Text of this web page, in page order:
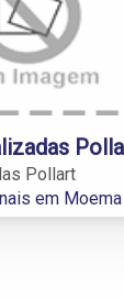
Pollart
em Moema